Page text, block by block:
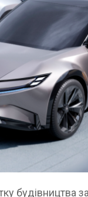
будівництва